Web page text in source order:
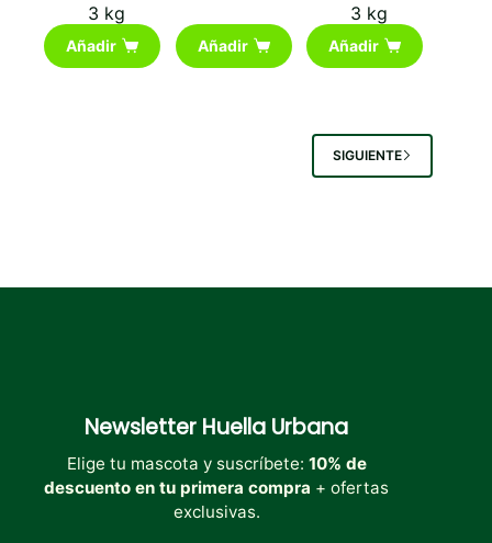
3 kg
Añadir Añadir
3 kg
Añadir
SIGUIENTE
Newsletter Huella Urbana
Elige tu mascota y suscríbete: 10% de
descuento en tu primera compra + ofertas
exclusivas.